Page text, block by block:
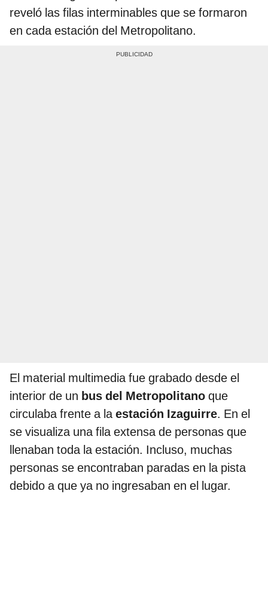
reveló las filas interminables que se formaron
en cada estación del Metropolitano.
El material multimedia fue grabado desde el
interior de un bus del Metropolitano que
circulaba frente a la estación Izaguirre. En el
se visualiza una fila extensa de personas que
llenaban toda la estación. Incluso, muchas
personas se encontraban paradas en la pista
debido a que ya no ingresaban en el lugar.